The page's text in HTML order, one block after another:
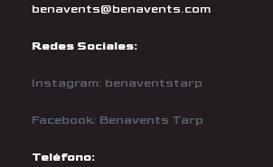
benavents@benavents.com
Redes Sociales:
Instagram: benaventstarp
Facebook: Benavents Tarp
Teléfono: